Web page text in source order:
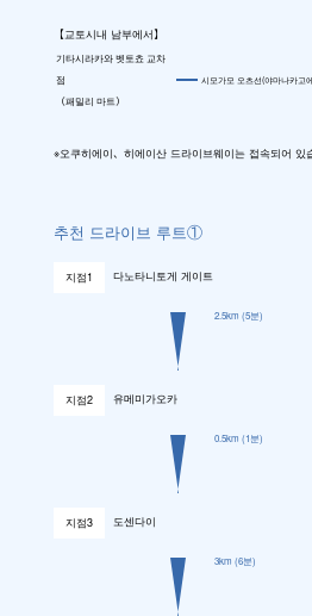
【교토시내 남부에서】
기타시라카와 벳토쵸 교차
점
（패밀리 마트）
시모가모 오츠선(야마나카고
※오쿠히에이、히에이산 드라이브웨이는 접속되어 있
추천 드라이브 루트①
지점1 다노타니토게 게이트
2.5km (5분)
지점2 유메미가오카
0.5km (1분)
지점3 도센다이
3km (6분)